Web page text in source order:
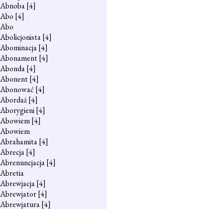
Abnoba[4]
Abo [4]
Abo
Abolicjonista[4]
Abominacja[4]
Abonament[4]
Abonda[4]
Abonent[4]
Abonować [4]
Abordaż[4]
Aborygieni[4]
Abowiem[4]
Abowiem
Abrahamita[4]
Abrecja[4]
Abrenuncjacja[4]
Abretia
Abrewjacja[4]
Abrewjator[4]
Abrewjatura[4]